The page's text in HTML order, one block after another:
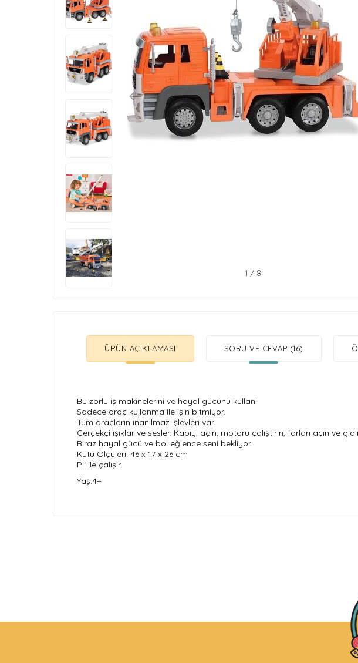
1 / 8
ÜRÜN AÇIKLAMASI SORU VE CEVAP (16)
Bu zorlu iş makinelerini ve hayal gücünü kullan!
Sadece araç kullanma ile işin bitmiyor.
Tüm araçların inanılmaz işlevleri var.
Gerçekçi ışıklar ve sesler. Kapıyı açın, motoru çalıştırın, farları açın ve
Biraz hayal gücü ve bol eğlence seni bekliyor.
Kutu Ölçüleri: 46 x 17 x 26 cm
Pil ile çalışır.
Yaş:4+